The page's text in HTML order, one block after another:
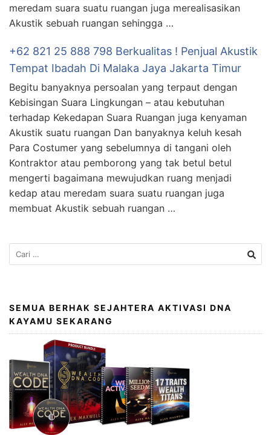
meredam suara suatu ruangan juga merealisasikan
Akustik sebuah ruangan sehingga …
+62 821 25 888 798 Berkualitas ! Penjual Akustik
Tempat Ibadah Di Malaka Jaya Jakarta Timur
Begitu banyaknya persoalan yang terpaut dengan
Kebisingan Suara Lingkungan – atau kebutuhan
terhadap Kekedapan Suara Ruangan juga kenyaman
Akustik suatu ruangan Dan banyaknya keluh kesah
Para Costumer yang sebelumnya di tangani oleh
Kontraktor atau pemborong yang tak betul betul
mengerti bagaimana mewujudkan ruang menjadi
kedap atau meredam suara suatu ruangan juga
membuat Akustik sebuah ruangan …
SEMUA BERHAK SEJAHTERA AKTIVASI DNA
KAYAMU SEKARANG